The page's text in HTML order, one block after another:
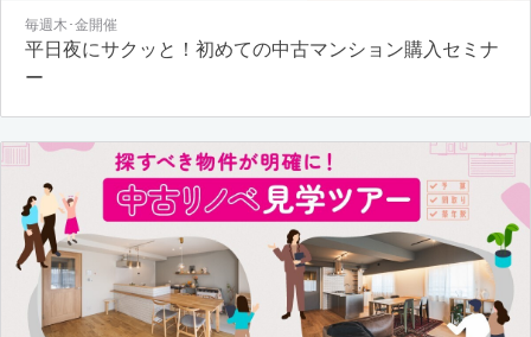
毎週木･金開催
平日夜にサクッと！初めての中古マンション購入セミナ
ー